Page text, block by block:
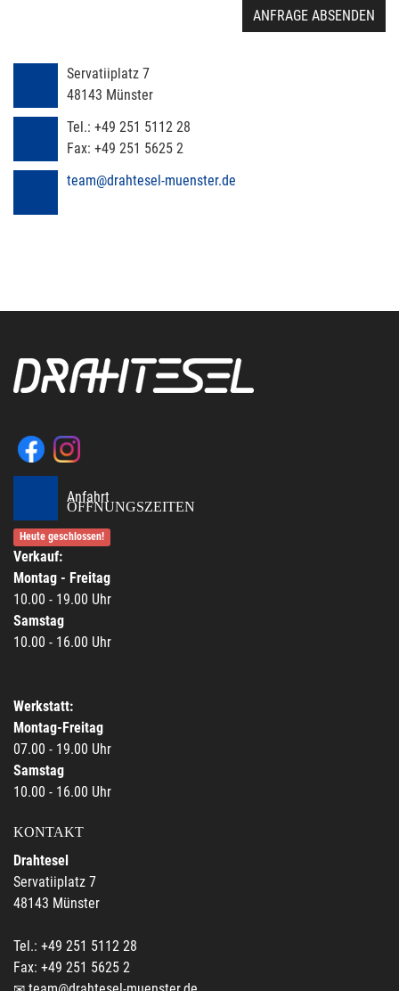
ANFRAGE ABSENDEN
Servatiiplatz 7
48143 Münster
Tel.: +49 251 5112 28
Fax: +49 251 5625 2
team@drahtesel-muenster.de
Anfahrt
ÖFFNUNGSZEITEN
Heute geschlossen!
Verkauf:
Montag - Freitag
10.00 - 19.00 Uhr
Samstag
10.00 - 16.00 Uhr
Werkstatt:
Montag-Freitag
07.00 - 19.00 Uhr
Samstag
10.00 - 16.00 Uhr
KONTAKT
Drahtesel
Servatiiplatz 7
48143 Münster
Tel.: +49 251 5112 28
Fax: +49 251 5625 2